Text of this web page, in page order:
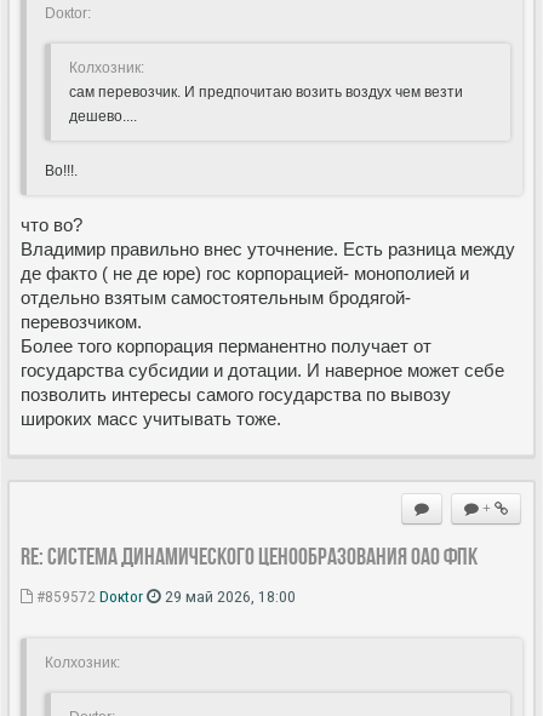
Doкtor:
Колхозник:
сам перевозчик. И предпочитаю возить воздух чем везти
дешево....
Во!!!.
что во?
Владимир правильно внес уточнение. Есть разница между
де факто ( не де юре) гос корпорацией- монополией и
отдельно взятым самостоятельным бродягой-
перевозчиком.
Более того корпорация перманентно получает от
государства субсидии и дотации. И наверное может себе
позволить интересы самого государства по вывозу
широких масс учитывать тоже.
+
Re: Система динамического ценообразования ОАО ФПК
#859572 Doкtor 29 май 2026, 18:00
Колхозник: